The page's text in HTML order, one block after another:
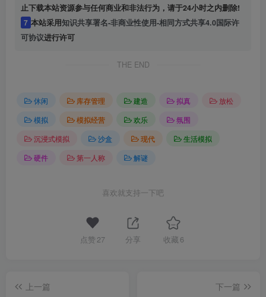
止下载本站资源参与任何商业和非法行为，请于24小时之内删除!
7 本站采用知识共享署名-非商业性使用-相同方式共享4.0国际许
可协议进行许可
THE END
休闲 库存管理 建造 拟真
放松
模拟
模拟经营 欢乐
氛围
沉浸式模拟
沙盒 现代
生活模拟
硬件
第一人称 解谜
喜欢就支持一下吧
点赞 27 分享 收藏 6
上一篇
下一篇